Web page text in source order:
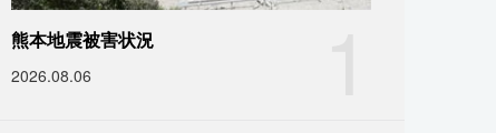
熊本地震被害状況
2026.08.06